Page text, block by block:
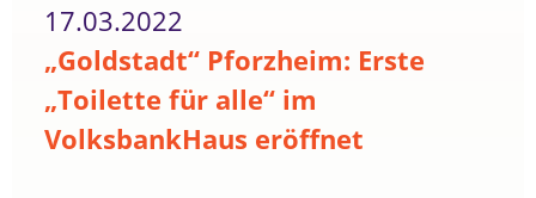
17.03.2022
„Goldstadt“ Pforzheim: Erste
„Toilette für alle“ im
VolksbankHaus eröffnet